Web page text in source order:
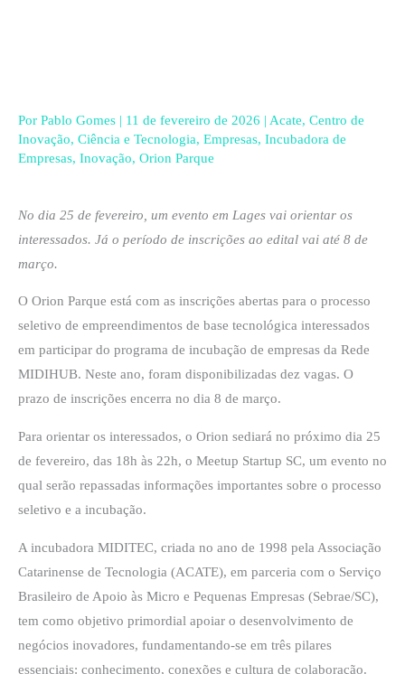
Por Pablo Gomes | 11 de fevereiro de 2026 | Acate, Centro de
Inovação, Ciência e Tecnologia, Empresas, Incubadora de
Empresas, Inovação, Orion Parque
No dia 25 de fevereiro, um evento em Lages vai orientar os
interessados. Já o período de inscrições ao edital vai até 8 de
março.
O Orion Parque está com as inscrições abertas para o processo
seletivo de empreendimentos de base tecnológica interessados
em participar do programa de incubação de empresas da Rede
MIDIHUB. Neste ano, foram disponibilizadas dez vagas. O
prazo de inscrições encerra no dia 8 de março.
Para orientar os interessados, o Orion sediará no próximo dia 25
de fevereiro, das 18h às 22h, o Meetup Startup SC, um evento no
qual serão repassadas informações importantes sobre o processo
seletivo e a incubação.
A incubadora MIDITEC, criada no ano de 1998 pela Associação
Catarinense de Tecnologia (ACATE), em parceria com o Serviço
Brasileiro de Apoio às Micro e Pequenas Empresas (Sebrae/SC),
tem como objetivo primordial apoiar o desenvolvimento de
negócios inovadores, fundamentando-se em três pilares
essenciais: conhecimento, conexões e cultura de colaboração.